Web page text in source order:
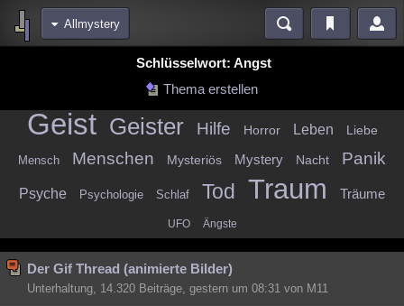
Allmystery
Diskussionen Videos
Chat 2 Wiki Neuigkeiten
weitere Rubriken
Orte
Schlüsselwort: Angst
Thema erstellen
Geist Geister Hilfe Horror Leben Liebe
Mensch Menschen Mysteriös Mystery Nacht Panik
Psyche Psychologie Schlaf Tod Traum Träume
UFO Ängste
Der Gif Thread (animierte Bilder)
Unterhaltung, 14.320 Beiträge, gestern um 08:31 von M11